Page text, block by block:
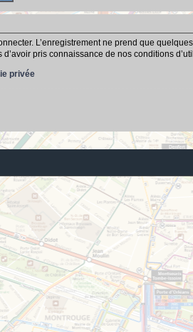
L’enregistrement ne prend que
pris connaissance de nos conditions
privée